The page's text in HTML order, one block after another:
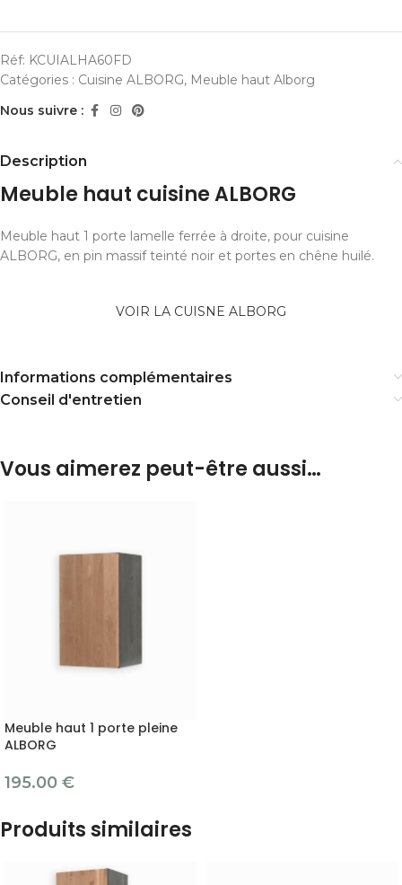
Réf: KCUIALHA60FD
Catégories : Cuisine ALBORG, Meuble haut Alborg
Nous suivre :
Description
Meuble haut cuisine ALBORG
Meuble haut 1 porte lamelle ferrée à droite, pour cuisine
ALBORG, en pin massif teinté noir et portes en chêne huilé.
VOIR LA CUISNE ALBORG
Informations complémentaires
Conseil d'entretien
Vous aimerez peut-être aussi…
Meuble haut 1 porte pleine
ALBORG
195.00 €
Produits similaires